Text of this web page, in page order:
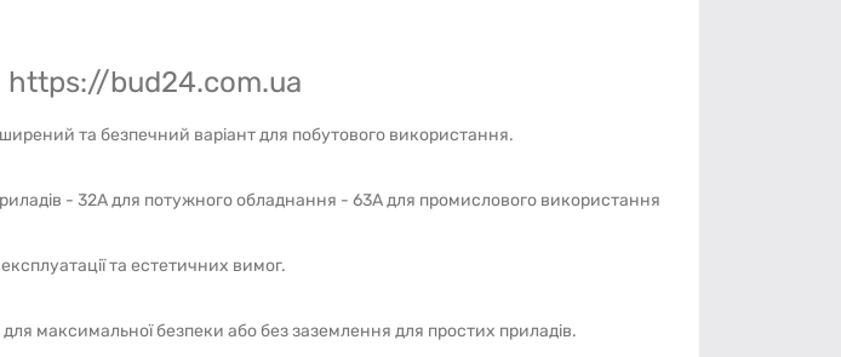
https://bud24.com.ua
та безпечний варіант для побутового використання.
- 32А для потужного обладнання - 63А для промислового використання
та естетичних вимог.
максимальної безпеки або без заземлення для простих приладів.